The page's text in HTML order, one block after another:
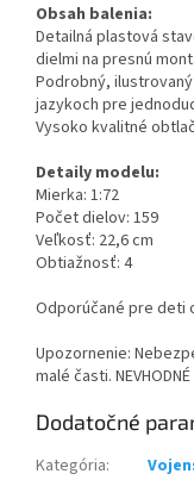
Obsah balenia:
Detailná plastová
dielmi na presnú
Podrobný,
jazykoch pre
Vysoko kvalitné
Detaily modelu:
Mierka: 1:72
Počet dielov: 159
Veľkosť: 22,6 cm
Obtiažnosť: 4
Odporúčané pre deti
Upozornenie:
malé časti.
Dodatočné
Kategória: